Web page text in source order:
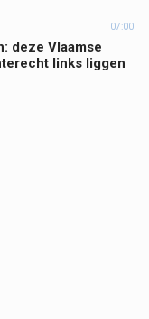
07:00
deze Vlaamse
links liggen